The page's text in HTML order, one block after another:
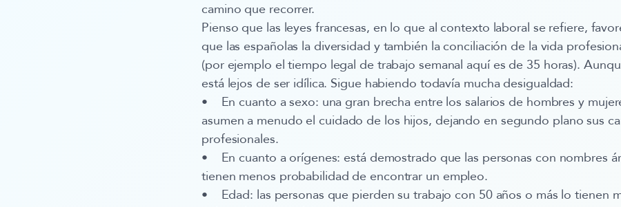
camino que recorrer.
Pienso que las leyes francesas, en lo que al contexto laboral se refiere,
que las españolas la diversidad y también la conciliación de la vida
(por ejemplo el tiempo legal de trabajo semanal aquí es de 35 horas).
está lejos de ser idílica. Sigue habiendo todavía mucha desigualdad:
• En cuanto a sexo: una gran brecha entre los salarios de hombres y
asumen a menudo el cuidado de los hijos, dejando en segundo plano sus
profesionales.
• En cuanto a orígenes: está demostrado que las personas con nombres
tienen menos probabilidad de encontrar un empleo.
• Edad: las personas que pierden su trabajo con 50 años o más lo tienen